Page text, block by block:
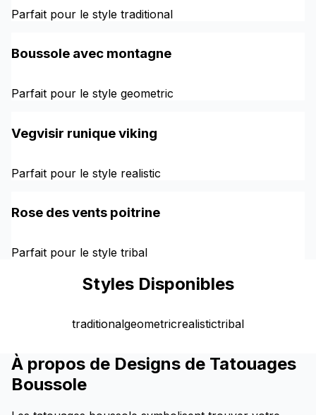
Parfait pour le style traditional
Boussole avec montagne
Parfait pour le style geometric
Vegvisir runique viking
Parfait pour le style realistic
Rose des vents poitrine
Parfait pour le style tribal
Styles Disponibles
traditionalgeometricrealistictribal
À propos de Designs de Tatouages
Boussole